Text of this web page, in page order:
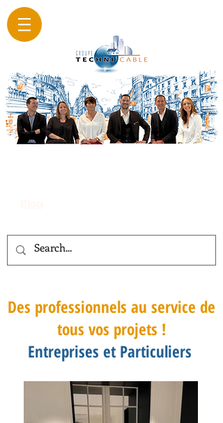
Des professionnels au service de
tous vos projets !
Entreprises et Particuliers